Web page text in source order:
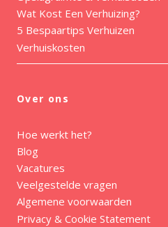
Wat Kost Een Verhuizing?
5 Bespaartips Verhuizen
Verhuiskosten
Over ons
Hoe werkt het?
Blog
Vacatures
Veelgestelde vragen
Algemene voorwaarden
Privacy & Cookie Statement